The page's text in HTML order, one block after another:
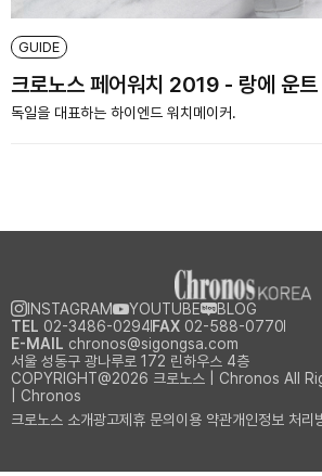
GUIDE
크로노스 페어워치 2019 - 랑에 운트
독일을 대표하는 하이엔드 워치메이커.
크로노스 소개광고제휴 문의 이용 약관개인정보 처리
서울 성동구 광나루로 172 린하우스 4층
COPYRIGHT@2026 크로노스 | Chronos All
| Chronos
INSTAGRAM YOUTUBE
BLOG
TEL 02-3486-0294 FAX 02-588-0770
E-MAIL chronos@sigongsa.com